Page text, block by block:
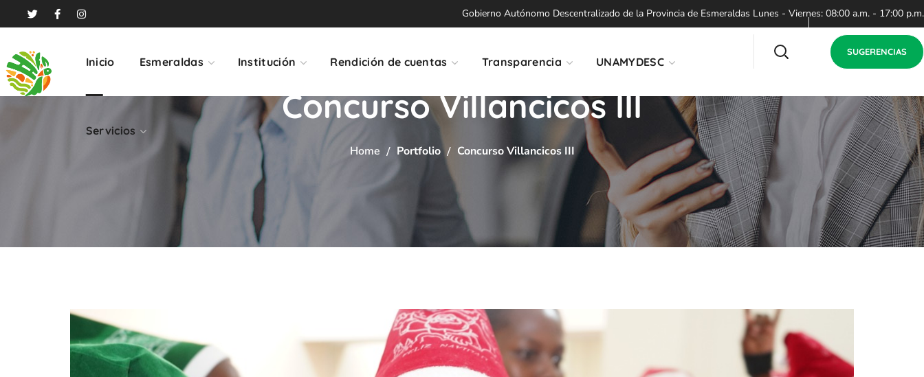
Gobierno Autónomo Descentralizado de la Provincia de Esmeraldas Lunes - Viernes: 08:00 a.m. - 17:00 p.m.
Inicio Esmeraldas Institución Rendición de cuentas Transparencia UNAMYDESC
Servicios
SUGERENCIAS
Concurso Villancicos III
Home Portfolio Concurso Villancicos III